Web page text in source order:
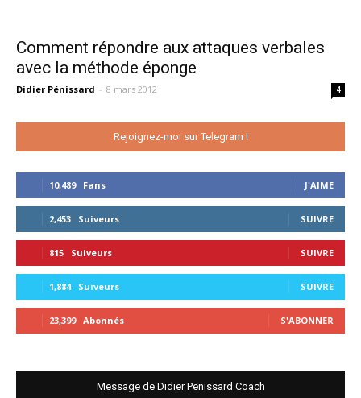
Comment répondre aux attaques verbales
avec la méthode éponge
Didier Pénissard - 8 mars 2012 4
Rejoignez-moi sur Telegram !
10,489 Fans J'AIME
2,453 Suiveurs SUIVRE
815 Suiveurs SUIVRE
1,884 Suiveurs SUIVRE
23,399 Abonnés S'ABONNER
Message de Didier Penissard Coach